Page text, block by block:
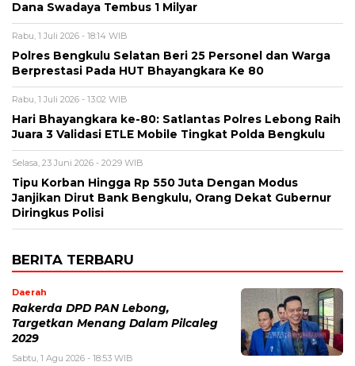
Dana Swadaya Tembus 1 Milyar
Rabu, 1 Juli 2026 - 18:14 WIB
Polres Bengkulu Selatan Beri 25 Personel dan Warga
Berprestasi Pada HUT Bhayangkara Ke 80
Rabu, 1 Juli 2026 - 13:02 WIB
Hari Bhayangkara ke-80: Satlantas Polres Lebong Raih
Juara 3 Validasi ETLE Mobile Tingkat Polda Bengkulu
Selasa, 23 Juni 2026 - 20:29 WIB
Tipu Korban Hingga Rp 550 Juta Dengan Modus
Janjikan Dirut Bank Bengkulu, Orang Dekat Gubernur
Diringkus Polisi
BERITA TERBARU
Daerah
Rakerda DPD PAN Lebong,
Targetkan Menang Dalam Pilcaleg
2029
Sabtu, 1 Agu 2026 - 18:53 WIB